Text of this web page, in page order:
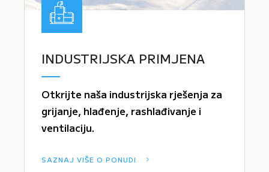
INDUSTRIJSKA PRIMJENA
Otkrijte naša industrijska rješenja za
grijanje, hlađenje, rashlađivanje i
ventilaciju.
SAZNAJ VIŠE O PONUDI